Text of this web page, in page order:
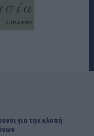
για την κλοπή